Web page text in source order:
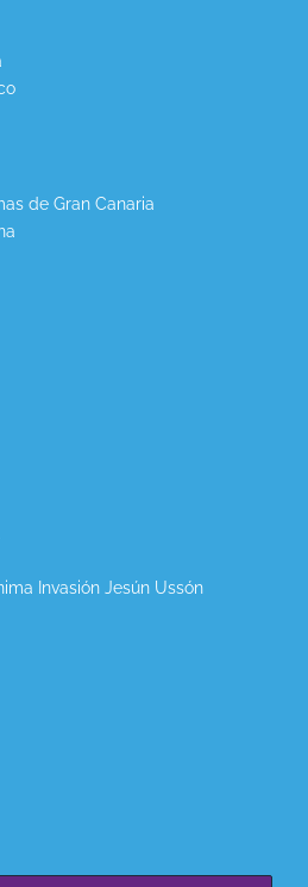
de Gran Canaria
Invasión Jesún Ussón